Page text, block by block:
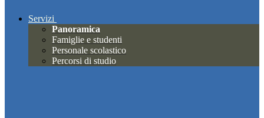
Servizi
Panoramica
Famiglie e studenti
Personale scolastico
Percorsi di studio